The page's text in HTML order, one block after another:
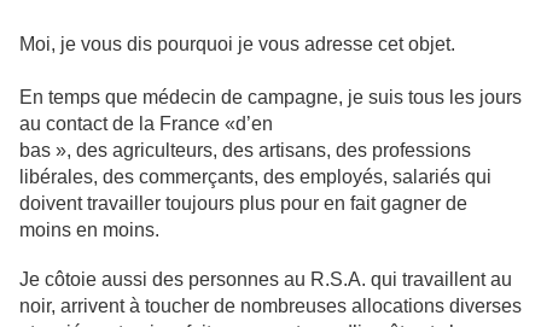
Moi, je vous dis pourquoi je vous adresse cet objet.
En temps que médecin de campagne, je suis tous les jours
au contact de la France «d’en
bas », des agriculteurs, des artisans, des professions
libérales, des commerçants, des employés, salariés qui
doivent travailler toujours plus pour en fait gagner de
moins en moins.
Je côtoie aussi des personnes au R.S.A. qui travaillent au
noir, arrivent à toucher de nombreuses allocations diverses